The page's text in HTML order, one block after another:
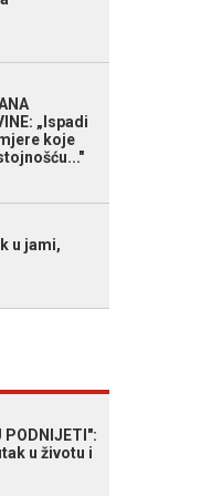
„Ispadi
koje
u jami,
PODNIJETI":
u životu i